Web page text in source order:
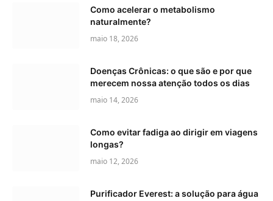
Como acelerar o metabolismo
naturalmente?
maio 18, 2026
Doenças Crônicas: o que são e por que
merecem nossa atenção todos os dias
maio 14, 2026
Como evitar fadiga ao dirigir em viagens
longas?
maio 12, 2026
Purificador Everest: a solução para água